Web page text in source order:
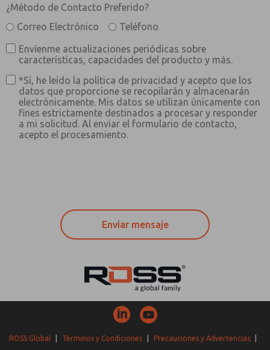
¿Método de Contacto Preferido?
Correo Electrónico
Teléfono
Envíenme actualizaciones periódicas sobre
características, capacidades del producto y más.
*Sí, he leído la política de privacidad y acepto que los
datos que proporcione se recopilarán y almacenarán
electrónicamente. Mis datos se utilizan únicamente con
fines estrictamente destinados a procesar y responder
a mi solicitud. Al enviar el formulario de contacto,
acepto el procesamiento.
ROSS Global Términos y Condiciones Precauciones y Advertencias